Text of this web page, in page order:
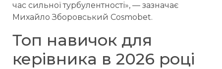
час сильної турбулентності», — зазначає
Михайло Зборовський Cosmobet.
Топ навичок для
керівника в 2026 році